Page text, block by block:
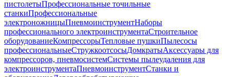
пистолетыПрофессиональные точильные
станкиПрофессиональные
электроножницыПневмоинструментНаборы
профессионального электроинструментаСтроительное
оборудованиеКомпрессорыТепловые пушкиПылесосы
профессиональныеСтружкоотсосыДомкратыАксессуары для
компрессоров, пневмосистемСистемы пылеудаления для
электроинструментаПневмоинструментСтанки и